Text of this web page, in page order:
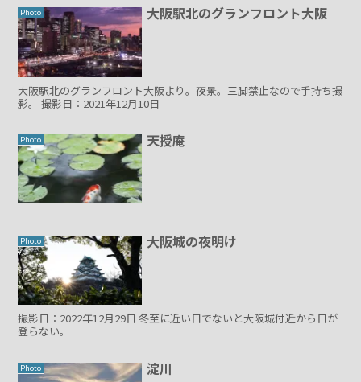
Photo 大阪駅北のグランフロント大阪
大阪駅北のグランフロント大阪より。夜景。三脚禁止なので手持ち撮
影。 撮影日：2021年12月10日
Photo 天授庵
Photo 大阪城の夜明け
撮影日：2022年12月29日 冬至に近い日でないと大阪城付近から日が
登らない。
Photo 淀川